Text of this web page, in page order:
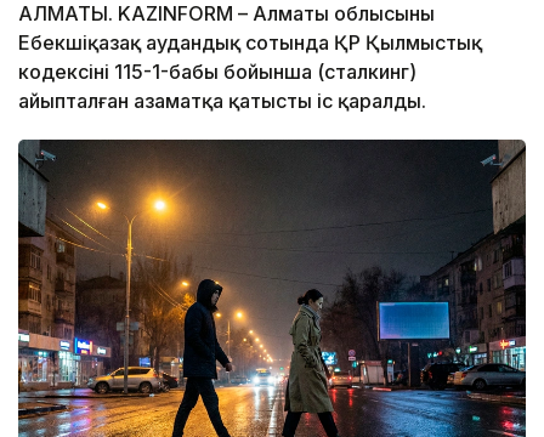
АЛМАТЫ. KAZINFORM – Алматы облысының
Еңбекшіқазақ аудандық сотында ҚР Қылмыстық
кодексінің 115-1-бабы бойынша (сталкинг)
айыпталған азаматқа қатысты іс қаралды.